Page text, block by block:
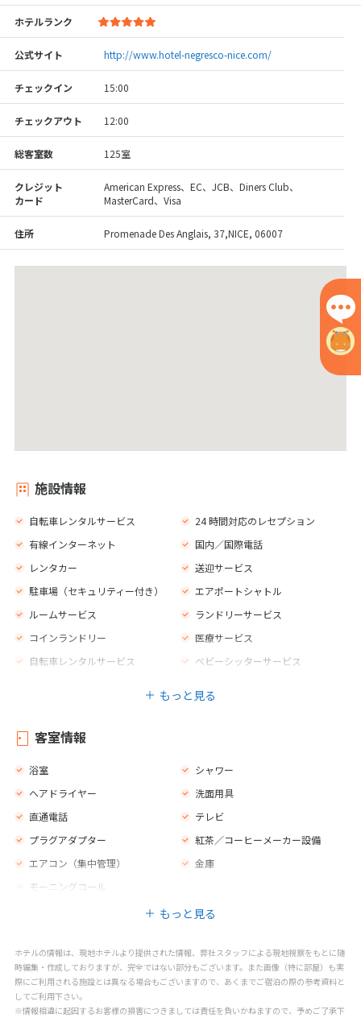
ホテルランク
公式サイト http://www.hotel-negresco-nice.com/
チェックイン 15:00
チェックアウト 12:00
総客室数 125室
クレジット
カード
American Express、EC、JCB、Diners Club、
MasterCard、Visa
住所 Promenade Des Anglais, 37,NICE, 06007
施設情報
自転車レンタルサービス
24 時間対応のレセプション
有線インターネット
国内／国際電話
レンタカー
送迎サービス
駐車場（セキュリティー付き）
エアポートシャトル
ルームサービス
ランドリーサービス
コインランドリー
医療サービス
自転車レンタルサービス
ベビーシッターサービス
外貨両替所
テラス
ジム
新聞
荷物室
プライベートビーチエリア
カフェ
バー
レストラン
禁煙エリア
パラソル
もっと見る
客室情報
浴室
シャワー
ヘアドライヤー
洗面用具
直通電話
テレビ
プラグアダプター
紅茶／コーヒーメーカー設備
エアコン（集中管理）
金庫
モーニングコール
もっと見る
ホテルの情報は、現地ホテルより提供された情報、弊社スタッフによる現地視察をもとに随
時編集・作成しておりますが、完全ではない部分もございます。また画像（特に部屋）も実
際にご利用される施設とは異なる場合もございますので、あくまでご宿泊の際の参考資料と
してご利用下さい。
※情報相違に起因するお客様の損害につきましては責任を負いかねますので、予めご了承下